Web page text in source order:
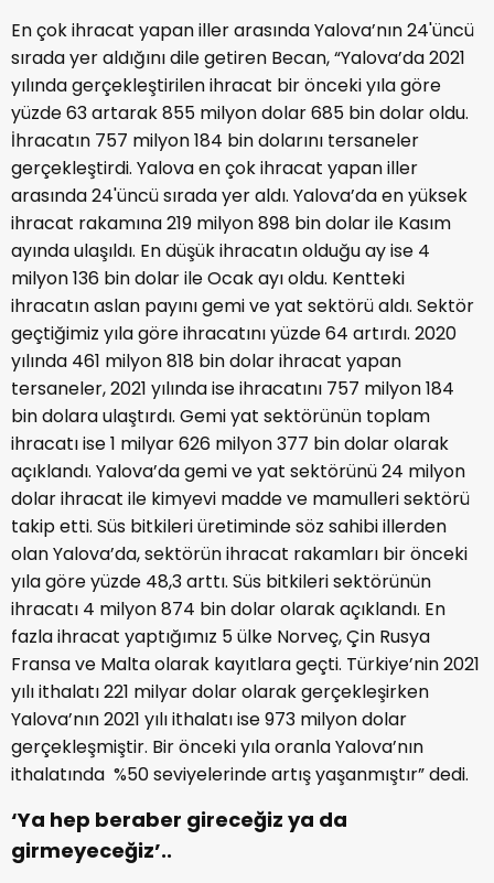
En çok ihracat yapan iller arasında Yalova’nın 24'üncü
sırada yer aldığını dile getiren Becan, “Yalova’da 2021
yılında gerçekleştirilen ihracat bir önceki yıla göre
yüzde 63 artarak 855 milyon dolar 685 bin dolar oldu.
İhracatın 757 milyon 184 bin dolarını tersaneler
gerçekleştirdi. Yalova en çok ihracat yapan iller
arasında 24'üncü sırada yer aldı. Yalova’da en yüksek
ihracat rakamına 219 milyon 898 bin dolar ile Kasım
ayında ulaşıldı. En düşük ihracatın olduğu ay ise 4
milyon 136 bin dolar ile Ocak ayı oldu. Kentteki
ihracatın aslan payını gemi ve yat sektörü aldı. Sektör
geçtiğimiz yıla göre ihracatını yüzde 64 artırdı. 2020
yılında 461 milyon 818 bin dolar ihracat yapan
tersaneler, 2021 yılında ise ihracatını 757 milyon 184
bin dolara ulaştırdı. Gemi yat sektörünün toplam
ihracatı ise 1 milyar 626 milyon 377 bin dolar olarak
açıklandı. Yalova’da gemi ve yat sektörünü 24 milyon
dolar ihracat ile kimyevi madde ve mamulleri sektörü
takip etti. Süs bitkileri üretiminde söz sahibi illerden
olan Yalova’da, sektörün ihracat rakamları bir önceki
yıla göre yüzde 48,3 arttı. Süs bitkileri sektörünün
ihracatı 4 milyon 874 bin dolar olarak açıklandı. En
fazla ihracat yaptığımız 5 ülke Norveç, Çin Rusya
Fransa ve Malta olarak kayıtlara geçti. Türkiye’nin 2021
yılı ithalatı 221 milyar dolar olarak gerçekleşirken
Yalova’nın 2021 yılı ithalatı ise 973 milyon dolar
gerçekleşmiştir. Bir önceki yıla oranla Yalova’nın
ithalatında %50 seviyelerinde artış yaşanmıştır” dedi.
‘Ya hep beraber gireceğiz ya da
girmeyeceğiz’..